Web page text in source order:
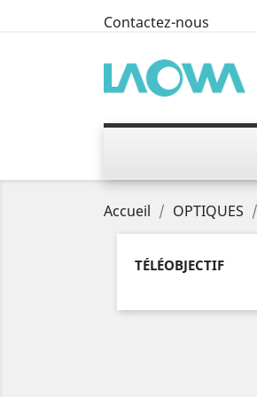
Contactez-nous
Accueil OPTIQUES
TÉLÉOBJECTIF